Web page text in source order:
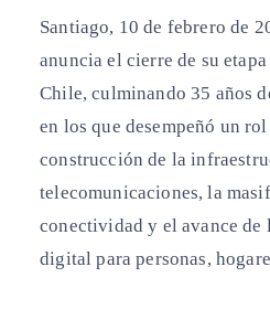
Santiago, 10 de febrero de
anuncia el cierre de su
Chile, culminando 35 años
en los que desempeñó un
construcción de la
telecomunicaciones, la
conectividad y el avance de
digital para personas,